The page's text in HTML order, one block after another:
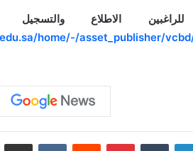
الاطلاع والتسجيل
home/-/asset_publisher/
لينكدإن ‏Tumblr بينتيريست ‏Reddit
‏VKontakte مشاركة عبر البريد